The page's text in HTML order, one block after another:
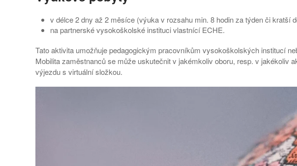
v délce 2 dny až 2 měsíce (výuka v rozsahu min. 8 hodin za týden či kratší
na partnerské vysokoškolské instituci vlastnící ECHE.
Tato aktivita umožňuje pedagogickým pracovníkům vysokoškolských institucí
Mobilita zaměstnanců se může uskutečnit v jakémkoliv oboru, resp. v jakékoliv
výjezdu s virtuální složkou.